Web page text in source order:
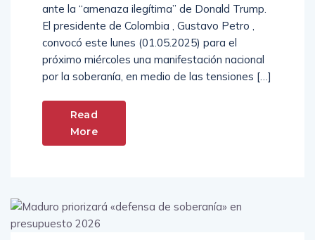
ante la “amenaza ilegítima” de Donald Trump.
El presidente de Colombia , Gustavo Petro ,
convocó este lunes (01.05.2025) para el
próximo miércoles una manifestación nacional
por la soberanía, en medio de las tensiones […]
Read
More